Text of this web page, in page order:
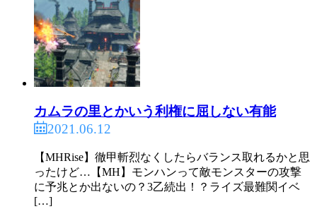
カムラの里とかいう利権に屈しない有能
2021.06.12
【MHRise】徹甲斬烈なくしたらバランス取れるかと思
ったけど…【MH】モンハンって敵モンスターの攻撃
に予兆とか出ないの？3乙続出！？ライズ最難関イベ
[…]